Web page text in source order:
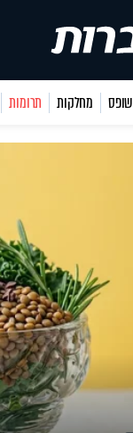
שופס מחלקות תרומות